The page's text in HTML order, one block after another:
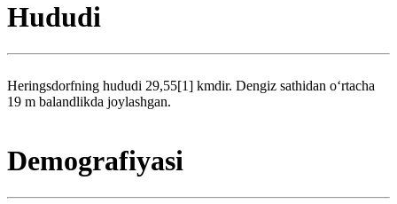
Hududi
Heringsdorfning hududi 29,55[1] kmdir. Dengiz sathidan oʻrtacha
19 m balandlikda joylashgan.
Demografiyasi